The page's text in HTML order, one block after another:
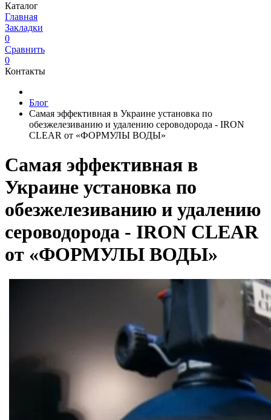
Каталог
Главная
Закладки
0
Сравнить
0
Контакты
Блог
Самая эффективная в Украине установка по
обезжелезиванию и удалению сероводорода - IRON
CLEAR от «ФОРМУЛЫ ВОДЫ»
Самая эффективная в
Украине установка по
обезжелезиванию и удалению
сероводорода - IRON CLEAR
от «ФОРМУЛЫ ВОДЫ»